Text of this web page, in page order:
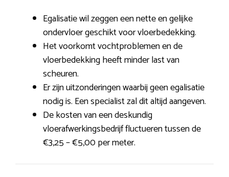
Egalisatie wil zeggen een nette en gelijke
ondervloer geschikt voor vloerbedekking.
Het voorkomt vochtproblemen en de
vloerbedekking heeft minder last van
scheuren.
Er zijn uitzonderingen waarbij geen egalisatie
nodig is. Een specialist zal dit altijd aangeven.
De kosten van een deskundig
vloerafwerkingsbedrijf fluctueren tussen de
€3,25 – €5,00 per meter.